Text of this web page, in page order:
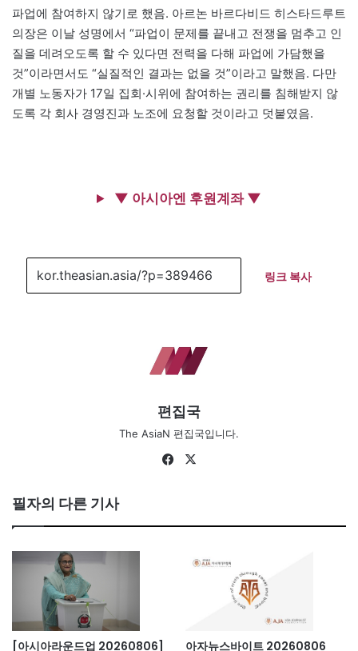
파업에 참여하지 않기로 했음. 아르논 바르다비드 히스타드루트
의장은 이날 성명에서 “파업이 문제를 끝내고 전쟁을 멈추고 인
질을 데려오도록 할 수 있다면 전력을 다해 파업에 가담했을
것”이라면서도 “실질적인 결과는 없을 것”이라고 말했음. 다만
개별 노동자가 17일 집회·시위에 참여하는 권리를 침해받지 않
도록 각 회사 경영진과 노조에 요청할 것이라고 덧붙였음.
▼ 아시아엔 후원계좌 ▼
링크 복사
편집국
The AsiaN 편집국입니다.
Facebook
필자의 다른 기사
[아시아라운드업 20260806]
아자뉴스바이트 20260806